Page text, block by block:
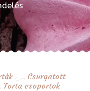
Csurgatott
Torta csoportok